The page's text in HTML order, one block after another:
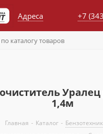
Адреса +7
1,4м
Главная - Каталог -